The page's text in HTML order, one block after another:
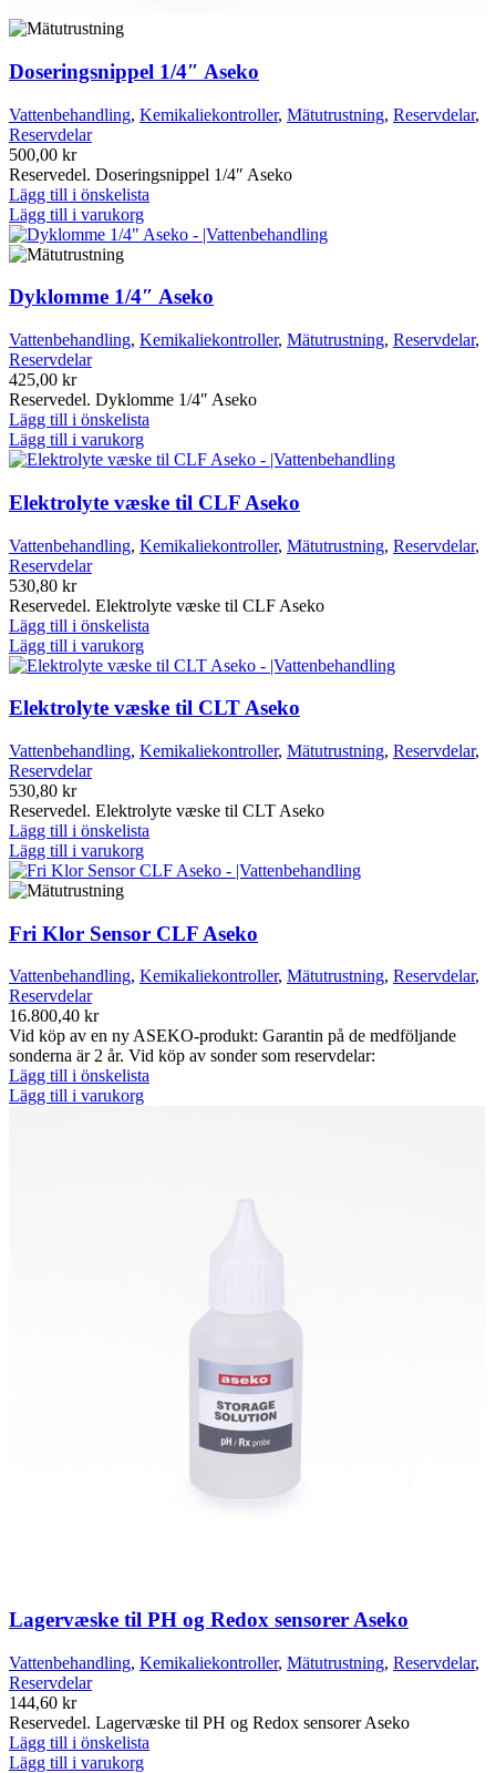
Doseringsnippel 1/4″ Aseko
Vattenbehandling, Kemikaliekontroller, Mätutrustning, Reservdelar,
Reservdelar
500,00 kr
Reservedel. Doseringsnippel 1/4″ Aseko
Lägg till i önskelista
Lägg till i varukorg
Dyklomme 1/4″ Aseko
Vattenbehandling, Kemikaliekontroller, Mätutrustning, Reservdelar,
Reservdelar
425,00 kr
Reservedel. Dyklomme 1/4″ Aseko
Lägg till i önskelista
Lägg till i varukorg
Elektrolyte væske til CLF Aseko
Vattenbehandling, Kemikaliekontroller, Mätutrustning, Reservdelar,
Reservdelar
530,80 kr
Reservedel. Elektrolyte væske til CLF Aseko
Lägg till i önskelista
Lägg till i varukorg
Elektrolyte væske til CLT Aseko
Vattenbehandling, Kemikaliekontroller, Mätutrustning, Reservdelar,
Reservdelar
530,80 kr
Reservedel. Elektrolyte væske til CLT Aseko
Lägg till i önskelista
Lägg till i varukorg
Fri Klor Sensor CLF Aseko
Vattenbehandling, Kemikaliekontroller, Mätutrustning, Reservdelar,
Reservdelar
16.800,40 kr
Vid köp av en ny ASEKO-produkt: Garantin på de medföljande
sonderna är 2 år. Vid köp av sonder som reservdelar:
Lägg till i önskelista
Lägg till i varukorg
Lagervæske til PH og Redox sensorer Aseko
Vattenbehandling, Kemikaliekontroller, Mätutrustning, Reservdelar,
Reservdelar
144,60 kr
Reservedel. Lagervæske til PH og Redox sensorer Aseko
Lägg till i önskelista
Lägg till i varukorg